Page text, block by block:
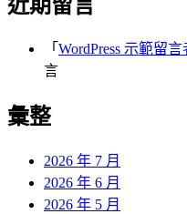
近期留言
「 WordPress 示範留言
言
彙整
2026 年 7 月
2026 年 6 月
2026 年 5 月